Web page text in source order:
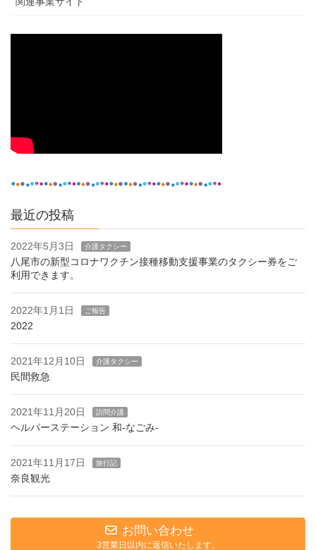
最近の投稿
2022年5月3日 介護タクシー
八尾市の新型コロナワクチン接種移動支援事業のタクシー券をご
利用できます。
2022年1月1日 ご報告
2022
2021年12月10日 介護タクシー
民間救急
2021年11月20日 訪問介護
ヘルパーステーション 和-なごみ-
2021年11月17日 旅行記
奈良観光
お問い合わせ
3営業日以内に返信いたします。